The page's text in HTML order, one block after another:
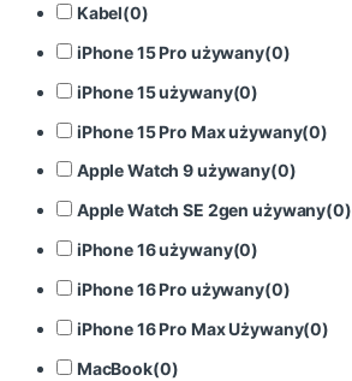
Kabel(0)
iPhone 15 Pro używany(0)
iPhone 15 używany(0)
iPhone 15 Pro Max używany(0)
Apple Watch 9 używany(0)
Apple Watch SE 2gen używany(0)
iPhone 16 używany(0)
iPhone 16 Pro używany(0)
iPhone 16 Pro Max Używany(0)
MacBook(0)